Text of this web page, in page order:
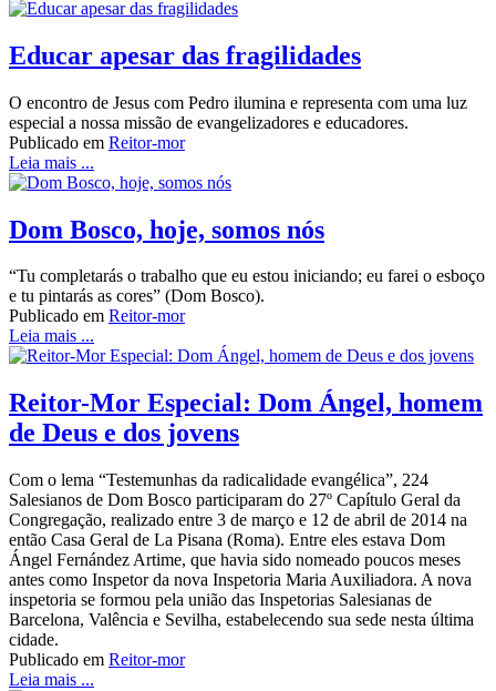
Educar apesar das fragilidades
O encontro de Jesus com Pedro ilumina e representa com uma luz
especial a nossa missão de evangelizadores e educadores.
Publicado em Reitor-mor
Leia mais ...
Dom Bosco, hoje, somos nós
“Tu completarás o trabalho que eu estou iniciando; eu farei o esboço
e tu pintarás as cores” (Dom Bosco).
Publicado em Reitor-mor
Leia mais ...
Reitor-Mor Especial: Dom Ángel, homem
de Deus e dos jovens
Com o lema “Testemunhas da radicalidade evangélica”, 224
Salesianos de Dom Bosco participaram do 27º Capítulo Geral da
Congregação, realizado entre 3 de março e 12 de abril de 2014 na
então Casa Geral de La Pisana (Roma). Entre eles estava Dom
Ángel Fernández Artime, que havia sido nomeado poucos meses
antes como Inspetor da nova Inspetoria Maria Auxiliadora. A nova
inspetoria se formou pela união das Inspetorias Salesianas de
Barcelona, Valência e Sevilha, estabelecendo sua sede nesta última
cidade.
Publicado em Reitor-mor
Leia mais ...